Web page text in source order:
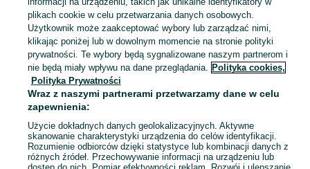
Mapa ministron
Popularne wyszukiwania
plikach cookie w celu przetwarzania danych osobowych.
Użytkownik może zaakceptować wybory lub zarządzać nimi,
klikając poniżej lub w dowolnym momencie na stronie polityki
prywatności. Te wybory będą sygnalizowane naszym partnerom i
nie będą miały wpływu na dane przeglądania. Polityka cookies,
Polityka Prywatności
Wraz z naszymi partnerami przetwarzamy dane w celu
zapewnienia:
Użycie dokładnych danych geolokalizacyjnych. Aktywne
skanowanie charakterystyki urządzenia do celów identyfikacji.
Rozumienie odbiorców dzięki statystyce lub kombinacji danych z
różnych źródeł. Przechowywanie informacji na urządzeniu lub